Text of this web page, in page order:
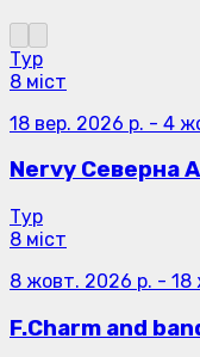
Тур
8 міст
18 вер. 2026 р. - 4
Nervy Северна
Тур
8 міст
8 жовт. 2026 р. - 18
F.Charm and